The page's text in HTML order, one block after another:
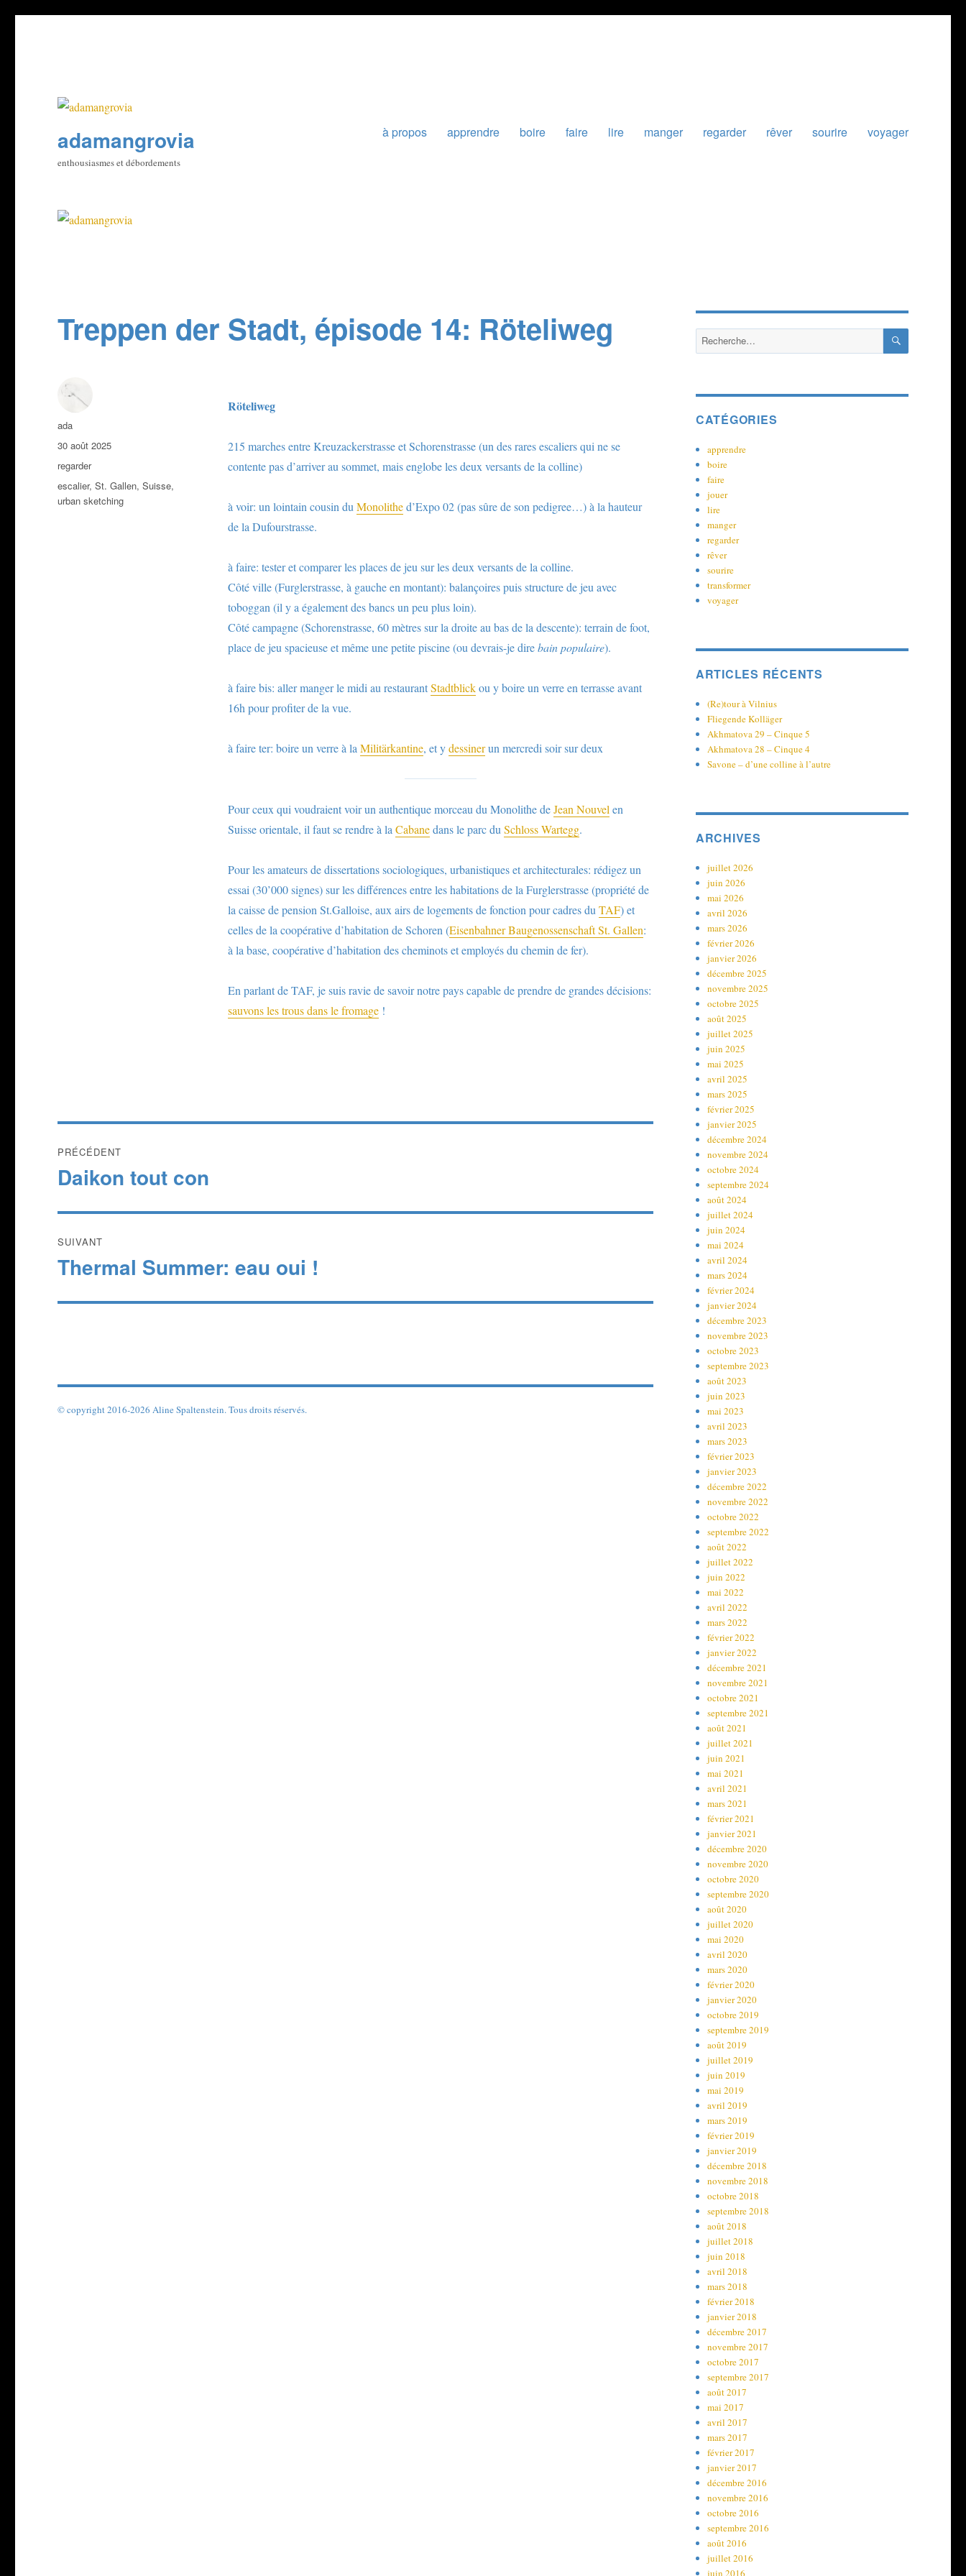
adamangrovia
enthousiasmes et débordements
à propos apprendre boire faire lire manger regarder rêver sourire voyager
Treppen der Stadt, épisode 14: Röteliweg
Röteliweg
215 marches entre Kreuzackerstrasse et Schorenstrasse (un des rares escaliers qui ne se
contente pas d’arriver au sommet, mais englobe les deux versants de la colline)
à voir: un lointain cousin du Monolithed’Expo 02 (pas sûre de son pedigree…) à la hauteur
de la Dufourstrasse.
à faire: tester et comparer les places de jeu sur les deux versants de la colline.
Côté ville (Furglerstrasse, à gauche en montant): balançoires puis structure de jeu avec
toboggan (il y a également des bancs un peu plus loin).
Côté campagne (Schorenstrasse, 60 mètres sur la droite au bas de la descente): terrain de foot,
place de jeu spacieuse et même une petite piscine (ou devrais-je direbain populaire).
à faire bis: aller manger le midi au restaurantStadtblickou y boire un verre en terrasse avant
16h pour profiter de la vue.
à faire ter: boire un verre à la Militärkantine, et ydessinerun mercredi soir sur deux
Pour ceux qui voudraient voir un authentique morceau du Monolithe deJean Nouvel en
Suisse orientale, il faut se rendre à la Cabanedans le parc du Schloss Wartegg.
Pour les amateurs de dissertations sociologiques, urbanistiques et architecturales: rédigez un
essai (30’000 signes) sur les différences entre les habitations de la Furglerstrasse (propriété de
la caisse de pension St.Galloise, aux airs de logements de fonction pour cadres du TAF) et
celles de la coopérative d’habitation de Schoren (Eisenbahner Baugenossenschaft St. Gallen:
à la base, coopérative d’habitation des cheminots et employés du chemin de fer).
En parlant de TAF, je suis ravie de savoir notre pays capable de prendre de grandes décisions:
sauvons les trous dans le fromage!
Auteur
ada
Publié
30 août 2025
Catégories
regarder
Étiquettes
escalier,St. Gallen,Suisse,
urban sketching
de
PRÉCÉDENT
Publication
Daikon tout con
SUIVANT
Publication
Thermal Summer: eau oui !
© copyright 2016-2026 Aline Spaltenstein. Tous droits réservés.
Recherche
pour :
CATÉGORIES
apprendre
boire
faire
jouer
lire
manger
regarder
rêver
sourire
transformer
voyager
ARTICLES RÉCENTS
(Re)tour à Vilnius
Fliegende Kolläger
Akhmatova 29 – Cinque 5
Akhmatova 28 – Cinque 4
Savone – d’une colline à l’autre
ARCHIVES
juillet 2026
juin 2026
mai 2026
avril 2026
mars 2026
février 2026
janvier 2026
décembre 2025
novembre 2025
octobre 2025
août 2025
juillet 2025
juin 2025
mai 2025
avril 2025
mars 2025
février 2025
janvier 2025
décembre 2024
novembre 2024
octobre 2024
septembre 2024
août 2024
juillet 2024
juin 2024
mai 2024
avril 2024
mars 2024
février 2024
janvier 2024
décembre 2023
novembre 2023
octobre 2023
septembre 2023
août 2023
juin 2023
mai 2023
avril 2023
mars 2023
février 2023
janvier 2023
décembre 2022
novembre 2022
octobre 2022
septembre 2022
août 2022
juillet 2022
juin 2022
mai 2022
avril 2022
mars 2022
février 2022
janvier 2022
décembre 2021
novembre 2021
octobre 2021
septembre 2021
août 2021
juillet 2021
juin 2021
mai 2021
avril 2021
mars 2021
février 2021
janvier 2021
décembre 2020
novembre 2020
octobre 2020
septembre 2020
août 2020
juillet 2020
mai 2020
avril 2020
mars 2020
février 2020
janvier 2020
octobre 2019
septembre 2019
août 2019
juillet 2019
juin 2019
mai 2019
avril 2019
mars 2019
février 2019
janvier 2019
décembre 2018
novembre 2018
octobre 2018
septembre 2018
août 2018
juillet 2018
juin 2018
avril 2018
mars 2018
février 2018
janvier 2018
décembre 2017
novembre 2017
octobre 2017
septembre 2017
août 2017
mai 2017
avril 2017
mars 2017
février 2017
janvier 2017
décembre 2016
novembre 2016
octobre 2016
septembre 2016
août 2016
juillet 2016
juin 2016